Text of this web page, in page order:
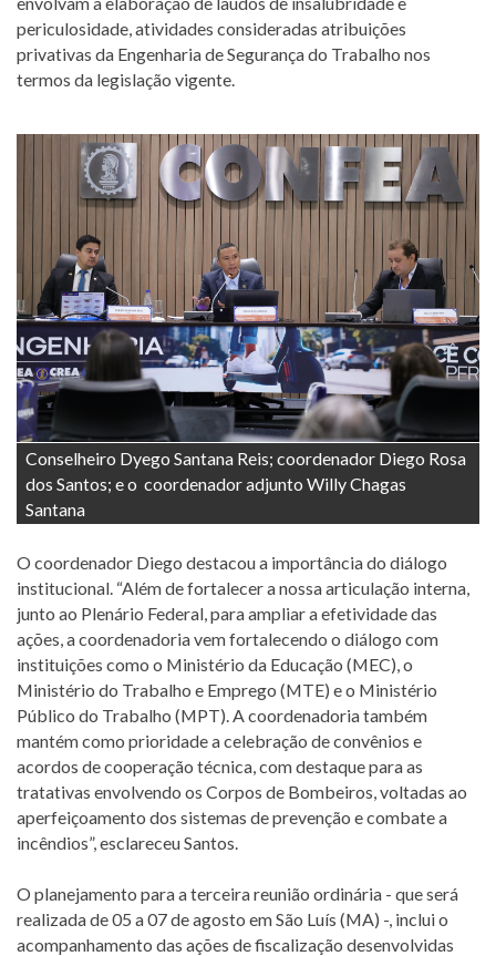
periculosidade, atividades consideradas atribuições
privativas da Engenharia de Segurança do Trabalho nos
termos da legislação vigente.
Conselheiro Dyego Santana Reis; coordenador Diego Rosa
dos Santos; e o coordenador adjunto Willy Chagas
Santana
O coordenador Diego destacou a importância do diálogo
institucional. “Além de fortalecer a nossa articulação interna,
junto ao Plenário Federal, para ampliar a efetividade das
ações, a coordenadoria vem fortalecendo o diálogo com
instituições como o Ministério da Educação (MEC), o
Ministério do Trabalho e Emprego (MTE) e o Ministério
Público do Trabalho (MPT). A coordenadoria também
mantém como prioridade a celebração de convênios e
acordos de cooperação técnica, com destaque para as
tratativas envolvendo os Corpos de Bombeiros, voltadas ao
aperfeiçoamento dos sistemas de prevenção e combate a
incêndios”, esclareceu Santos.
O planejamento para a terceira reunião ordinária - que será
realizada de 05 a 07 de agosto em São Luís (MA) -, inclui o
acompanhamento das ações de fiscalização desenvolvidas